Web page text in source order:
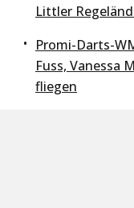
Littler
Promi-Darts-
Fuss, Vanessa
fliegen